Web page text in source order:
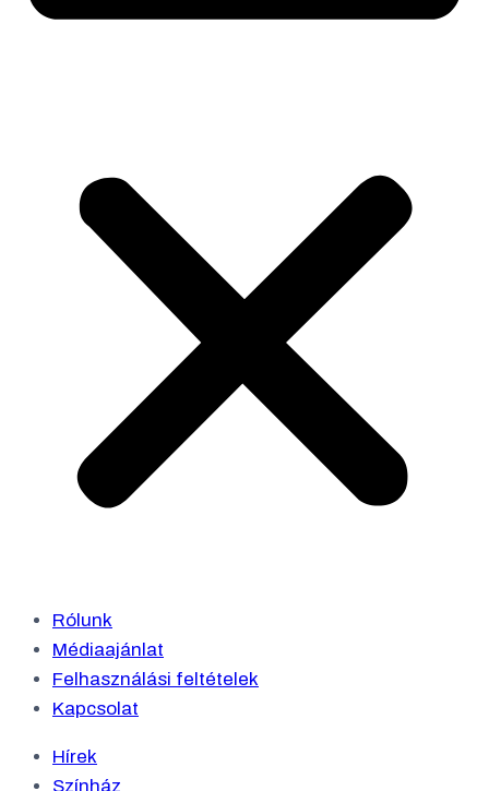
Rólunk
Médiaajánlat
Felhasználási feltételek
Kapcsolat
Hírek
Színház